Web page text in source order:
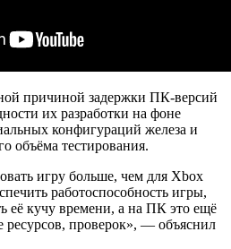
причиной задержки ПК-версий
их разработки на фоне
конфигураций железа и
объёма тестирования.
игру больше, чем для Xbox
работоспособность игры,
её кучу времени, а на ПК это ещё
ресурсов, проверок», — объяснил